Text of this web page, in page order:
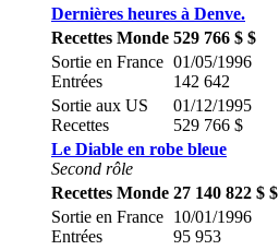
Dernières heures à Denve.
Recettes Monde 529 766 $ $
Sortie en France
Entrées
01/05/1996
142 642
Sortie aux US
Recettes
01/12/1995
529 766 $
Le Diable en robe bleue
Second rôle
Recettes Monde 27 140 822 $ $
Sortie en France
Entrées
10/01/1996
95 953